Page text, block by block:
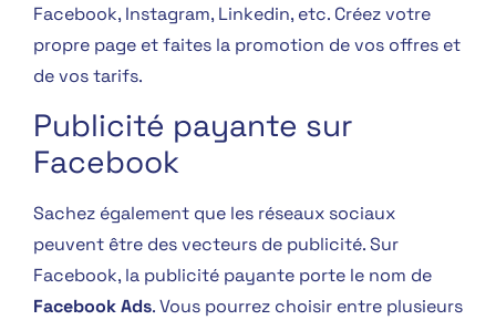
Facebook, Instagram, Linkedin, etc. Créez votre
propre page et faites la promotion de vos offres et
de vos tarifs.
Publicité payante sur
Facebook
Sachez également que les réseaux sociaux
peuvent être des vecteurs de publicité. Sur
Facebook, la publicité payante porte le nom de
Facebook Ads. Vous pourrez choisir entre plusieurs